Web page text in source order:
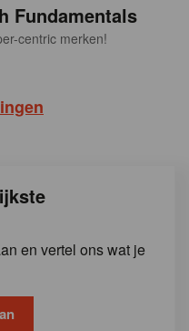
Fundamentals
centric merken!
en vertel ons wat je